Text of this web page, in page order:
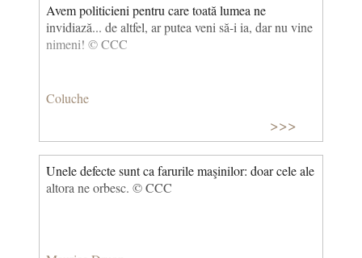
Avem politicieni pentru care toată lumea ne
invidiază... de altfel, ar putea veni să-i ia, dar nu vine
nimeni! © CCC
Coluche
>>>
Unele defecte sunt ca farurile maşinilor: doar cele ale
altora ne orbesc. © CCC